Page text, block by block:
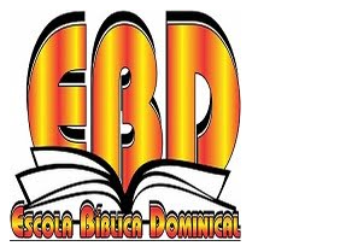
para
conteúdo